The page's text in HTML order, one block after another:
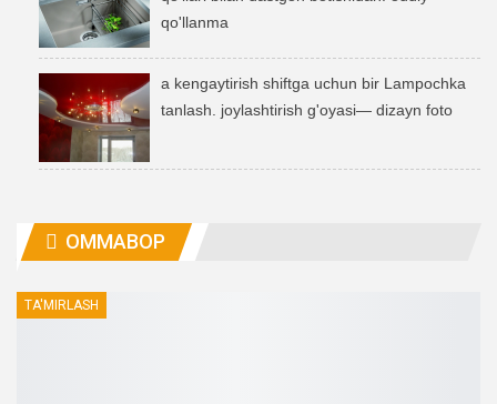
qo'llanma
a kengaytirish shiftga uchun bir Lampochka
tanlash. joylashtirish g'oyasi— dizayn foto
OMMABOP
TA'MIRLASH